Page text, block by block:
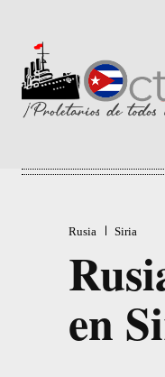
Rusia Siria
en